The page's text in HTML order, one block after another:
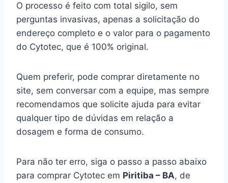
O processo é feito com total sigilo, sem
perguntas invasivas, apenas a solicitação do
endereço completo e o valor para o pagamento
do Cytotec, que é 100% original.
Quem preferir, pode comprar diretamente no
site, sem conversar com a equipe, mas sempre
recomendamos que solicite ajuda para evitar
qualquer tipo de dúvidas em relação a
dosagem e forma de consumo.
Para não ter erro, siga o passo a passo abaixo
para comprar Cytotec em Piritiba – BA, de